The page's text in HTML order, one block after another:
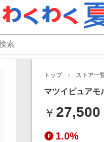
トップ ストア一
マツイピュアモ
￥ 27,500
1.0%